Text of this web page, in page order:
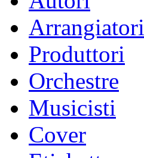
Arrangiatori
Produttori
Orchestre
Musicisti
Cover